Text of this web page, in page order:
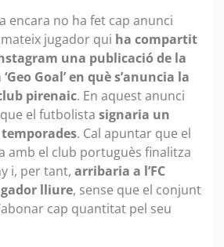
encara no ha fet cap anunci
jugador qui ha compartit
una publicació de la
Goal’ en què s’anuncia la
pirenaic. En aquest anunci
el futbolista signaria un
. Cal apuntar que el
amb el club portuguès finalitza
i, per tant, arribaria a l’FC
lliure, sense que el conjunt
cap quantitat pel seu